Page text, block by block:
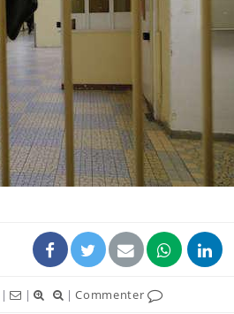
| | |Commenter
Grossesse et chaleur : ce
que dit la science
Le smartphone nuit-il à
l'apprentissage de la
lecture ?
Mordue par une tique en
vacances, elle reste dans